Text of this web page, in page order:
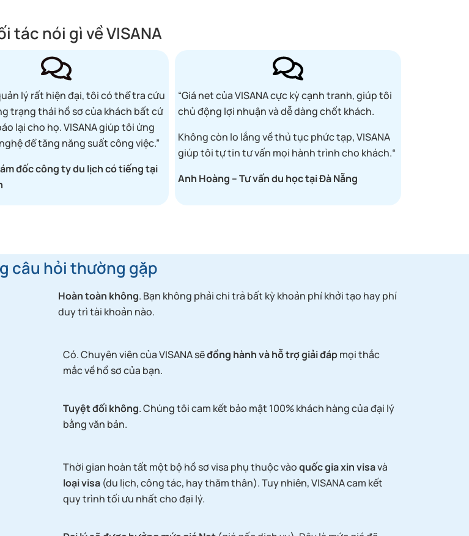
tác nói gì về VISANA
lý rất hiện đại, tôi có thể tra cứu
trạng thái hồ sơ của khách bất cứ
lại cho họ.VISANA giúp tôi ứng
để tăng năng suất công việc.”
đốc công ty du lịch có tiếngtại
“Giá net của VISANA cực kỳ cạnh tranh, giúp tôi
chủ động lợi nhuận và dễ dàng chốt khách.
Không còn lo lắng về thủ tục phức tạp, VISANA
giúp tôi tự tin tư vấn mọi hành trình cho khách.“
Anh Hoàng – Tư vấn du học tại Đà Nẵng
câu hỏi thường gặp
Hoàn toàn không. Bạn không phải chi trả bất kỳ khoản phí khởi tạo hay phí
duy trì tài khoản nào.
Có. Chuyên viên của VISANA sẽđồng hành và hỗ trợ giải đápmọi thắc
mắc về hồ sơ của bạn.
Tuyệt đối không. Chúng tôi cam kết bảo mật 100% khách hàng của đại lý
bằng văn bản.
Thời gian hoàn tất một bộ hồ sơ visa phụ thuộc vàoquốc gia xin visavà
loại visa (du lịch, công tác, hay thăm thân). Tuy nhiên, VISANA cam kết
quy trình tối ưu nhất cho đại lý.